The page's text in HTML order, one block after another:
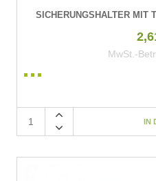
SICHERUNGSHALTER MIT
MwSt.-